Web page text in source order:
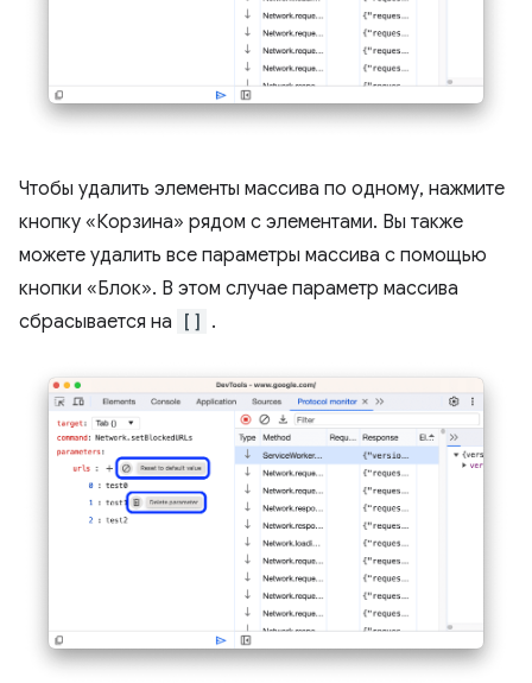
Чтобы удалить элементы массива по одному, нажмите
кнопку «Корзина» рядом с элементами. Вы также
можете удалить все параметры массива с помощью
кнопки «Блок». В этом случае параметр массива
сбрасывается на
[] .